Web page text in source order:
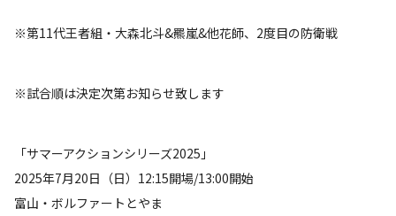
※第11代王者組・大森北斗&羆嵐&他花師、2度目の防衛戦
※試合順は決定次第お知らせ致します
「サマーアクションシリーズ2025」
2025年7月20日（日）12:15開場/13:00開始
富山・ボルファートとやま